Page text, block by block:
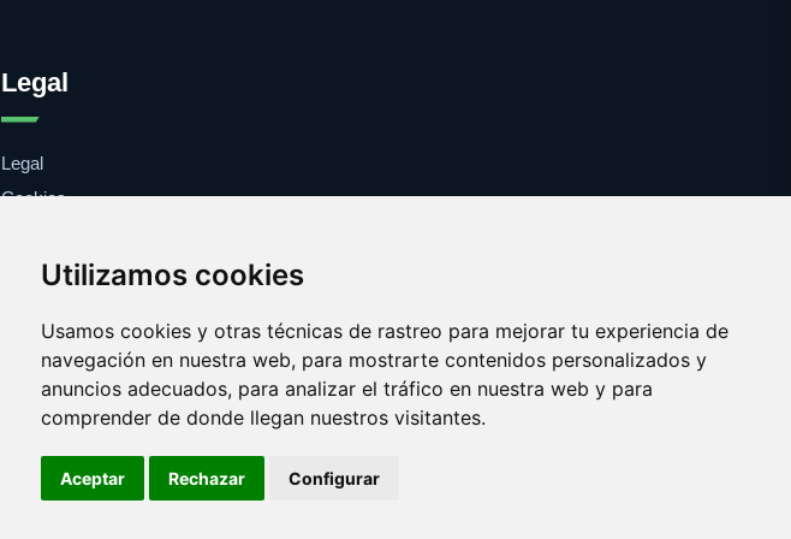
Utilizamos cookies
Usamos cookies y otras técnicas de rastreo para mejorar tu experiencia de
navegación en nuestra web, para mostrarte contenidos personalizados y
anuncios adecuados, para analizar el tráfico en nuestra web y para
comprender de donde llegan nuestros visitantes.
Aceptar Rechazar Configurar
Legal
Legal
Cookies
Copyright © 2025